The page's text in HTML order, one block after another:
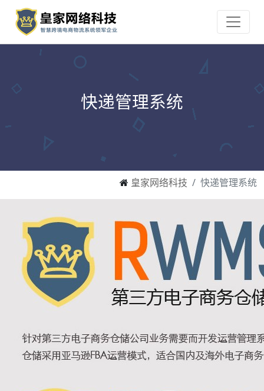
快递管理系统
皇家网络科技 快递管理系统